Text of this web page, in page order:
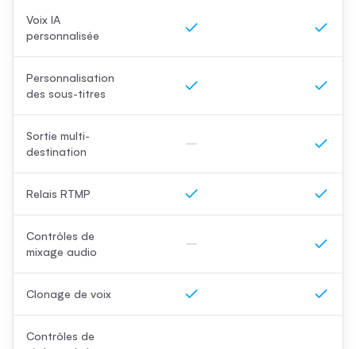
Voix IA
personnalisée
Personnalisation
des sous-titres
Sortie multi-
destination
Relais RTMP
Contrôles de
mixage audio
Clonage de voix
Contrôles de